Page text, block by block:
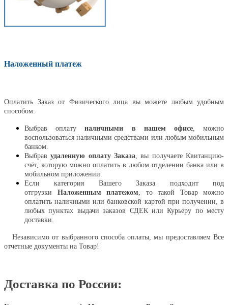
Наложенный платеж
Оплатить Заказ от Физического лица вы можете любым удобным
способом:
Выбрав оплатуналичными в нашем офисе, можно
воспользоваться наличными средствами или любым мобильным
банком.
Выбравудаленную оплату Заказа , вы получаете Квитанцию-
счёт, которую можно оплатить в любом отделении банка или в
мобильном приложении.
Если категория Вашего Заказа подходит под
отгрузки Наложенным платежом , то такой Товар можно
оплатить наличными или банковской картой при получении, в
любых пунктах выдачи заказов СДЕК или Курьеру по месту
доставки.
Независимо от выбранного способа оплаты, мы предоставляем Все
отчетные документы на Товар!
Доставка по России: